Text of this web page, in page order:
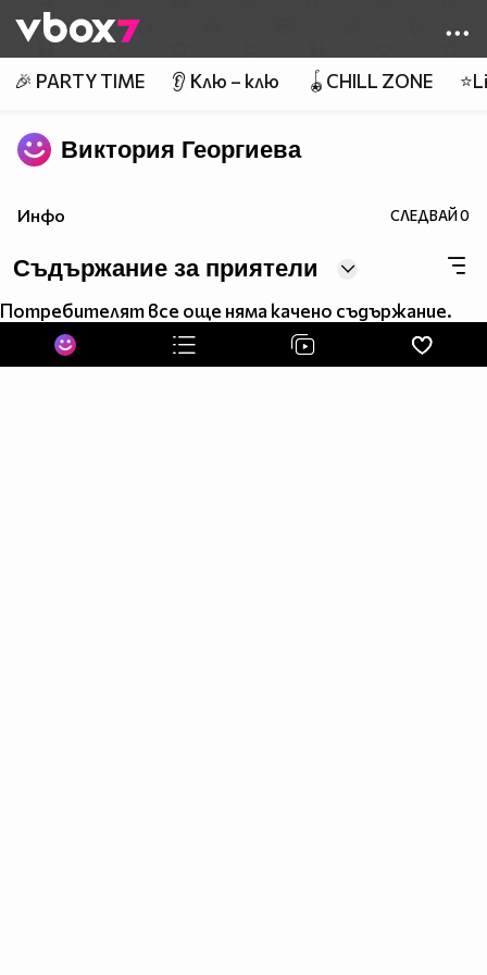
👾
🎉 PARTY TIME 👂 Клю – клю 🪀CHILL ZONE
Виктория Георгиева
Инфо СЛЕДВАЙ0
Съдържание за приятели
Потребителят все още няма качено съдържание.